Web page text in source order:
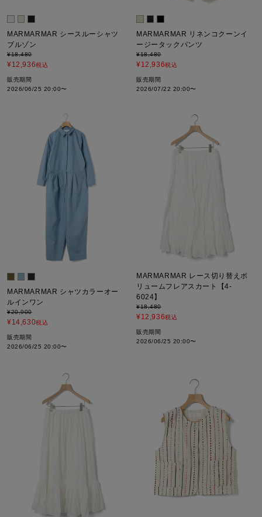
MARMARMAR シースルーシャツ
ブルゾン
¥18,480
¥12,936税込
販売期間
2026/06/25 20:00〜
MARMARMAR リネンコクーンイ
ージータックパンツ
¥18,480
¥12,936税込
販売期間
2026/07/22 20:00〜
MARMARMAR シャツカラーオー
ルインワン
¥20,900
¥14,630税込
販売期間
2026/06/25 20:00〜
MARMARMAR レース切り替えボ
リュームフレアスカート【4-
6024】
¥18,480
¥12,936税込
販売期間
2026/06/25 20:00〜